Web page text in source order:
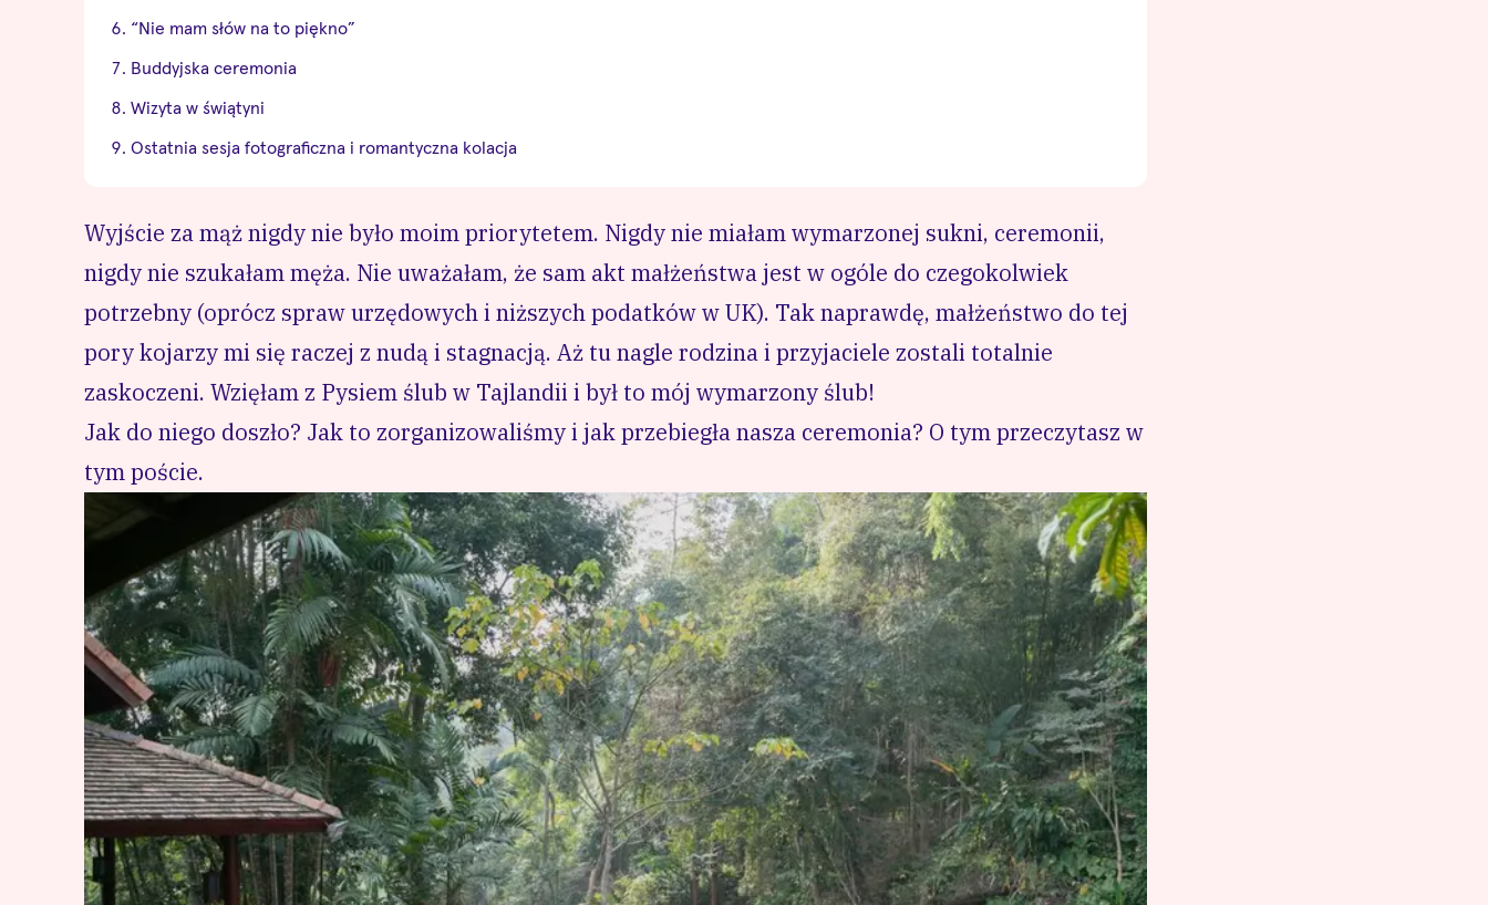
“Nie mam słów na to piękno”
Buddyjska ceremonia
Wizyta w świątyni
Ostatnia sesja fotograficzna i romantyczna kolacja
Wyjście za mąż nigdy nie było moim priorytetem. Nigdy nie miałam wymarzonej sukni, ceremonii,
nigdy nie szukałam męża. Nie uważałam, że sam akt małżeństwa jest w ogóle do czegokolwiek
potrzebny (oprócz spraw urzędowych i niższych podatków w UK). Tak naprawdę, małżeństwo do tej
pory kojarzy mi się raczej z nudą i stagnacją. Aż tu nagle rodzina i przyjaciele zostali totalnie
zaskoczeni. Wzięłam z Pysiem ślub w Tajlandii i był to mój wymarzony ślub!
Jak do niego doszło? Jak to zorganizowaliśmy i jak przebiegła nasza ceremonia? O tym przeczytasz w
tym poście.